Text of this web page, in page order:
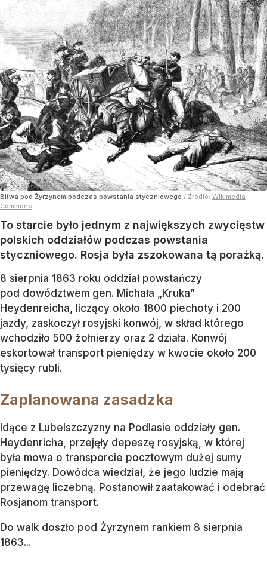
Bitwa pod Żyrzynem podczas powstania styczniowego / Źródło: Wikimedia
Commons
To starcie było jednym z największych zwycięstw
polskich oddziałów podczas powstania
styczniowego. Rosja była zszokowana tą porażką.
8 sierpnia 1863 roku oddział powstańczy
pod dowództwem gen. Michała „Kruka”
Heydenreicha, liczący około 1800 piechoty i 200
jazdy, zaskoczył rosyjski konwój, w skład którego
wchodziło 500 żołnierzy oraz 2 działa. Konwój
eskortował transport pieniędzy w kwocie około 200
tysięcy rubli.
Zaplanowana zasadzka
Idące z Lubelszczyzny na Podlasie oddziały gen.
Heydenricha, przejęły depeszę rosyjską, w której
była mowa o transporcie pocztowym dużej sumy
pieniędzy. Dowódca wiedział, że jego ludzie mają
przewagę liczebną. Postanowił zaatakować i odebrać
Rosjanom transport.
Do walk doszło pod Żyrzynem rankiem 8 sierpnia
1863...